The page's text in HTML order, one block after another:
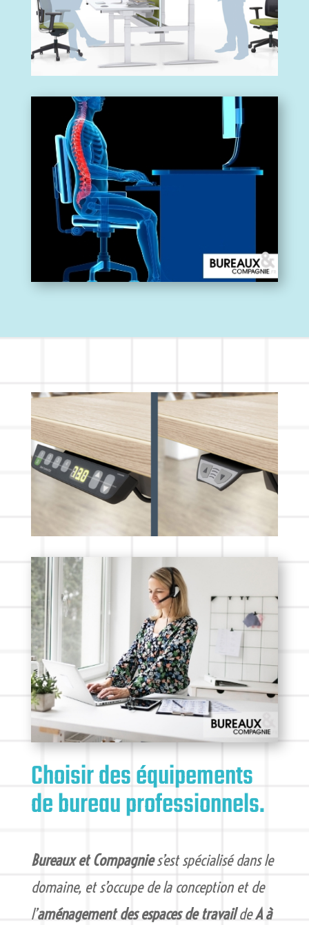
Choisir des équipements
de bureau professionnels.
Bureaux et Compagnies’est spécialisé dans le
domaine, et s’occupe de la conception et de
l’aménagement des espaces de travaildeA à